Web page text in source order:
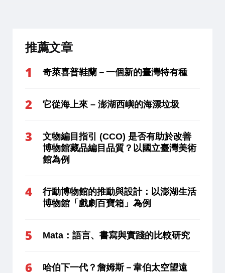
推薦文章
奇萊喜普鞋蘭－一個新的臺灣特有種
它從海上來 – 澎湖西嶼的海漂垃圾
文物編目指引 (CCO) 是否有助於改善
博物館藏品編目品質？以國立臺灣美術
館為例
行動博物館的推動與設計：以澎湖生活
博物館「戲劇百寶箱」為例
Mata：語言、書寫與實踐的比較研究
哈伯下一代？詹姆斯－韋伯太空望遠